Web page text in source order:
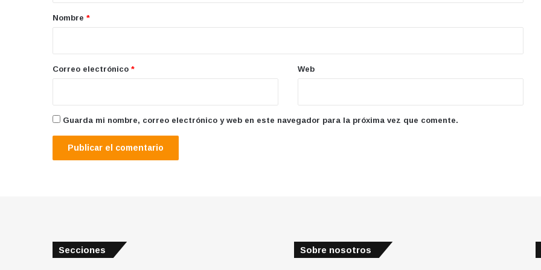
r
*
Nombre *
Correo electrónico * Web
Guarda mi nombre, correo electrónico y web en este navegador para la próxima vez que comente.
Secciones Sobre nosotros